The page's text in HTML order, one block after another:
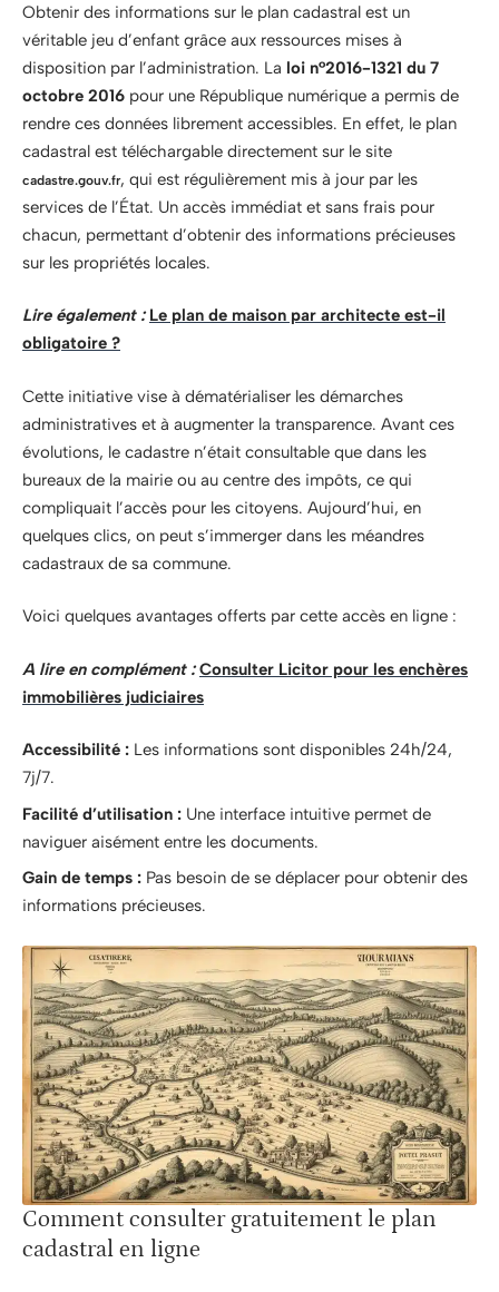
Obtenir des informations sur le plan cadastral est un
véritable jeu d’enfant grâce aux ressources mises à
disposition par l’administration. La loi n°2016-1321 du 7
octobre 2016 pour une République numérique a permis de
rendre ces données librement accessibles. En effet, le plan
cadastral est téléchargable directement sur le site
cadastre.gouv.fr, qui est régulièrement mis à jour par les
services de l’État. Un accès immédiat et sans frais pour
chacun, permettant d’obtenir des informations précieuses
sur les propriétés locales.
Lire également : Le plan de maison par architecte est-il
obligatoire ?
Cette initiative vise à dématérialiser les démarches
administratives et à augmenter la transparence. Avant ces
évolutions, le cadastre n’était consultable que dans les
bureaux de la mairie ou au centre des impôts, ce qui
compliquait l’accès pour les citoyens. Aujourd’hui, en
quelques clics, on peut s’immerger dans les méandres
cadastraux de sa commune.
Voici quelques avantages offerts par cette accès en ligne :
A lire en complément : Consulter Licitor pour les enchères
immobilières judiciaires
Accessibilité : Les informations sont disponibles 24h/24,
7j/7.
Facilité d’utilisation : Une interface intuitive permet de
naviguer aisément entre les documents.
Gain de temps : Pas besoin de se déplacer pour obtenir des
informations précieuses.
Comment consulter gratuitement le plan
cadastral en ligne